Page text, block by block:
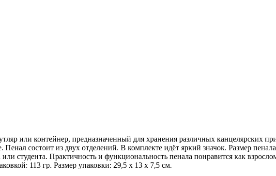
или контейнер, предназначенный для хранения различных канцелярских
состоит из двух отделений. В комплекте идёт яркий значок. Размер
студента. Практичность и функциональность пенала понравится как
113 гр. Размер упаковки: 29,5 х 13 х 7,5 см.